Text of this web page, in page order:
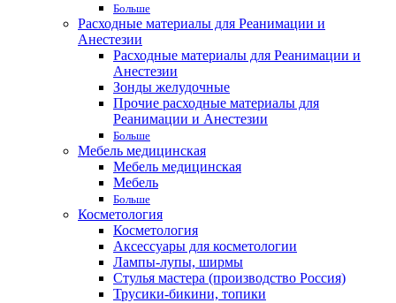
Больше
Расходные материалы для Реанимации и
Анестезии
Расходные материалы для Реанимации и
Анестезии
Зонды желудочные
Прочие расходные материалы для
Реанимации и Анестезии
Больше
Мебель медицинская
Мебель медицинская
Мебель
Больше
Косметология
Косметология
Аксессуары для косметологии
Лампы-лупы, ширмы
Стулья мастера (производство Россия)
Трусики-бикини, топики